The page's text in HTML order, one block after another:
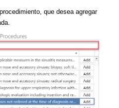
que desea agregar